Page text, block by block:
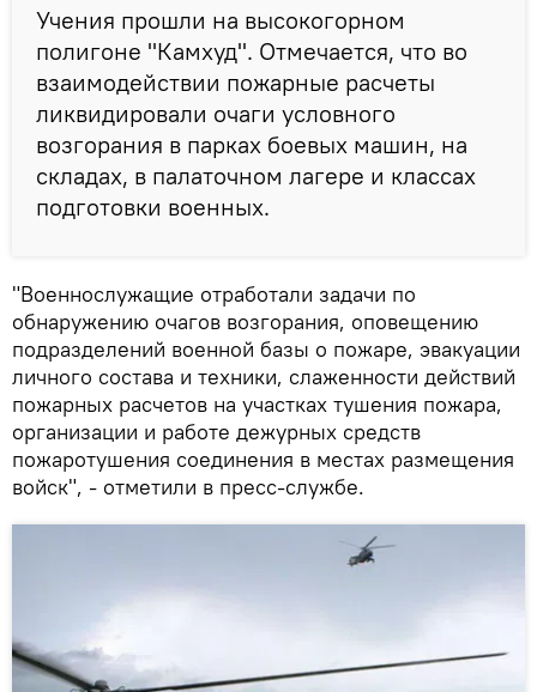
Учения прошли на высокогорном
полигоне "Камхуд". Отмечается, что во
взаимодействии пожарные расчеты
ликвидировали очаги условного
возгорания в парках боевых машин, на
складах, в палаточном лагере и классах
подготовки военных.
"Военнослужащие отработали задачи по
обнаружению очагов возгорания, оповещению
подразделений военной базы о пожаре, эвакуации
личного состава и техники, слаженности действий
пожарных расчетов на участках тушения пожара,
организации и работе дежурных средств
пожаротушения соединения в местах размещения
войск", - отметили в пресс-службе.